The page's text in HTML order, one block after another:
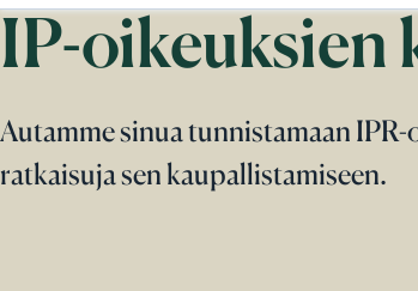
IP-oikeuksien
Autamme sinua tunnistamaan
ratkaisuja sen kaupallistamiseen.